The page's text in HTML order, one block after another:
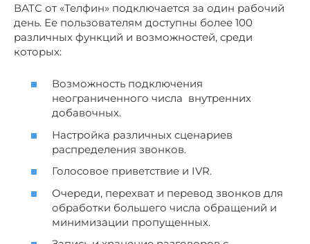
ВАТС от «Телфин» подключается за один рабочий
день. Ее пользователям доступны более 100
различных функций и возможностей, среди
которых:
Возможность подключения
неограниченного числа внутренних
добавочных.
Настройка различных сценариев
распределения звонков.
Голосовое приветствие и IVR.
Очереди, перехват и перевод звонков для
обработки большего числа обращений и
минимизации пропущенных.